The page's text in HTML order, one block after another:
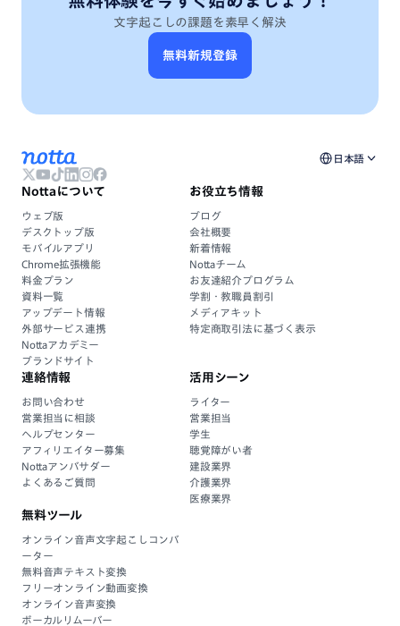
文字起こしの課題を素早く解決
無料新規登録
日本語
Nottaについて
ウェブ版
デスクトップ版
モバイルアプリ
Chrome拡張機能
料金プラン
資料一覧
アップデート情報
外部サービス連携
Nottaアカデミー
ブランドサイト
お役立ち情報
ブログ
会社概要
新着情報
Nottaチーム
お友達紹介プログラム
学割・教職員割引
メディアキット
特定商取引法に基づく表示
連絡情報
お問い合わせ
営業担当に相談
ヘルプセンター
アフィリエイター募集
Nottaアンバサダー
よくあるご質問
活用シーン
ライター
営業担当
学生
聴覚障がい者
建設業界
介護業界
医療業界
無料ツール
オンライン音声文字起こしコンバ
ーター
無料音声テキスト変換
フリーオンライン動画変換
オンライン音声変換
ボーカルリムーバー